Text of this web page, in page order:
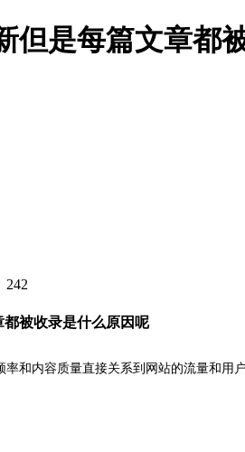
但是每篇文章都
242
被收录是什么原因呢
率和内容质量直接关系到网站的流量和用